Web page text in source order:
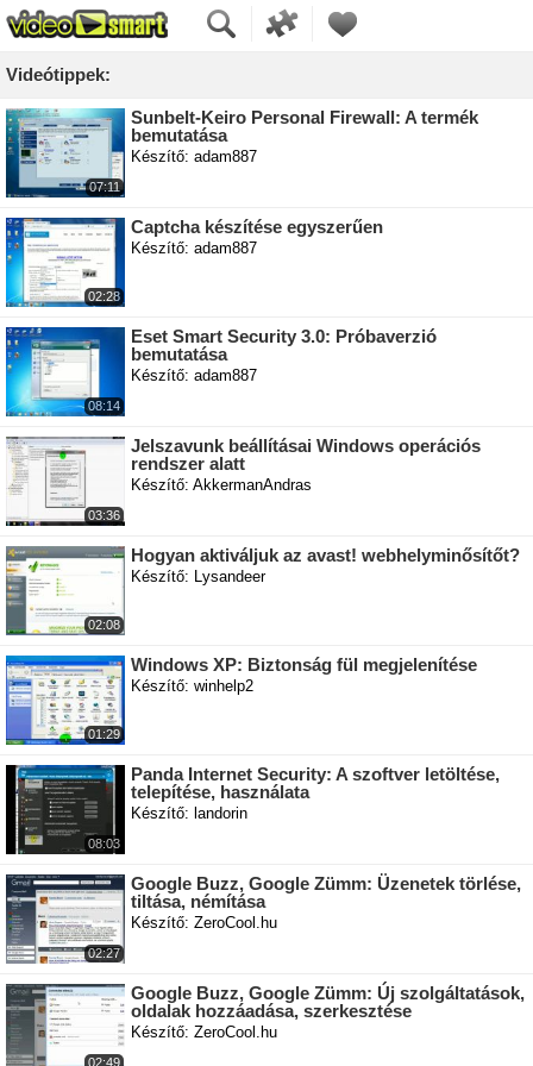
Videótippek:
07:11
Sunbelt-Keiro Personal Firewall: A termék
bemutatása
Készítő: adam887
02:28
Captcha készítése egyszerűen
Készítő: adam887
08:14
Eset Smart Security 3.0: Próbaverzió
bemutatása
Készítő: adam887
03:36
Jelszavunk beállításai Windows operációs
rendszer alatt
Készítő: AkkermanAndras
02:08
Hogyan aktiváljuk az avast! webhelyminősítőt?
Készítő: Lysandeer
01:29
Windows XP: Biztonság fül megjelenítése
Készítő: winhelp2
08:03
Panda Internet Security: A szoftver letöltése,
telepítése, használata
Készítő: landorin
02:27
Google Buzz, Google Zümm: Üzenetek törlése,
tiltása, némítása
Készítő: ZeroCool.hu
02:49
Google Buzz, Google Zümm: Új szolgáltatások,
oldalak hozzáadása, szerkesztése
Készítő: ZeroCool.hu